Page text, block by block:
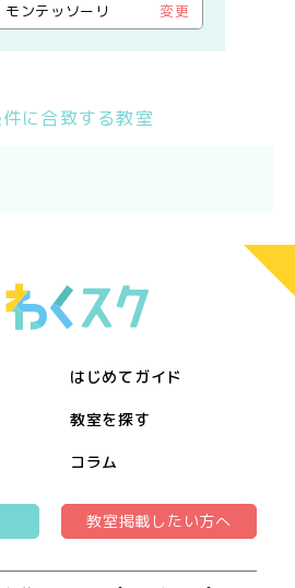
モンテッソーリ 変更
に合致する教室
はじめてガイド
教室を探す
コラム
教室掲載したい方へ